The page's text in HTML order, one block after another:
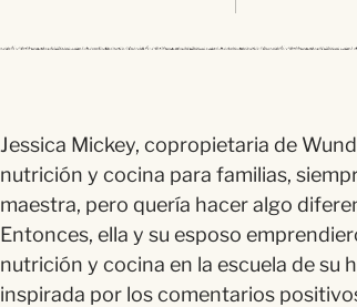
Jessica Mickey, copropietaria de
nutrición y cocina para familias,
maestra, pero quería hacer algo
Entonces, ella y su esposo
nutrición y cocina en la escuela de su
inspirada por los comentarios